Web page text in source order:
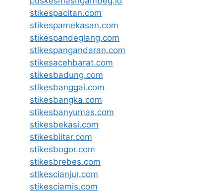
stikespacitan.com
stikespamekasan.com
stikespandeglang.com
stikespangandaran.com
stikesacehbarat.com
stikesbadung.com
stikesbanggai.com
stikesbangka.com
stikesbanyumas.com
stikesbekasi.com
stikesblitar.com
stikesbogor.com
stikesbrebes.com
stikescianjur.com
stikesciamis.com